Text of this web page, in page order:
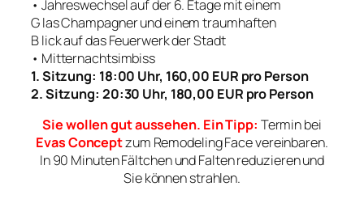
• Jahreswechsel auf der 6. Etage mit einem
G las Champagner und einem traumhaften
B lick auf das Feuerwerk der Stadt
• Mitternachtsimbiss
1. Sitzung: 18:00 Uhr, 160,00 EUR pro Person
2. Sitzung: 20:30 Uhr, 180,00 EUR pro Person
Sie wollen gut aussehen. Ein Tipp: Termin bei
Evas Conceptzum Remodeling Face vereinbaren.
In 90 Minuten Fältchen und Falten reduzieren und
Sie können strahlen.